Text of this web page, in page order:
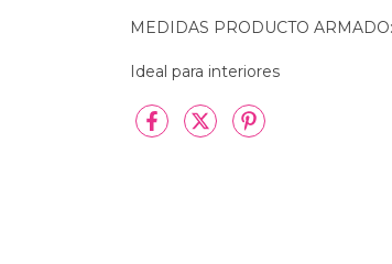
MEDIDAS PRODUCTO
Ideal para interiores